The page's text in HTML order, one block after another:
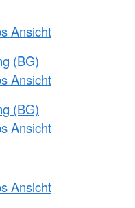
Ansicht
(BG)
Ansicht
(BG)
Ansicht
Ansicht